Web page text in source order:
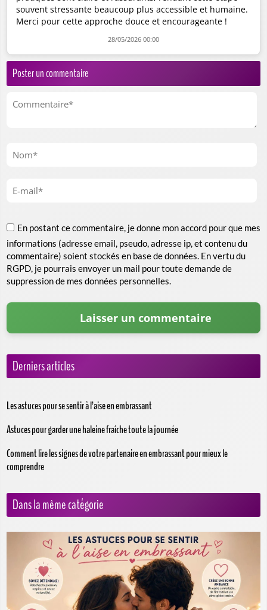
souvent stressante beaucoup plus accessible et humaine.
Merci pour cette approche douce et encourageante !
28/05/2026 00:00
Poster un commentaire
En postant ce commentaire, je donne mon accord pour que mes
informations (adresse email, pseudo, adresse ip, et contenu du
commentaire) soient stockés en base de données. En vertu du
RGPD, je pourrais envoyer un mail pour toute demande de
suppression de mes données personnelles.
Derniers articles
Les astuces pour se sentir à l’aise en embrassant
Astuces pour garder une haleine fraîche toute la journée
Comment lire les signes de votre partenaire en embrassant pour mieux le
comprendre
Dans la même catégorie